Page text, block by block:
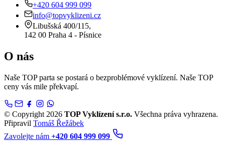
+420 604 999 099
info@topvyklizeni.cz
Libušská 400/115,
142 00 Praha 4 - Písnice
O nás
Naše TOP parta se postará o bezproblémové vyklízení. Naše TOP
ceny vás mile překvapí.
© Copyright 2026 TOP Vyklízení s.r.o. Všechna práva vyhrazena.
Připravil Tomáš Řežábek
Zavolejte nám +420 604 999 099